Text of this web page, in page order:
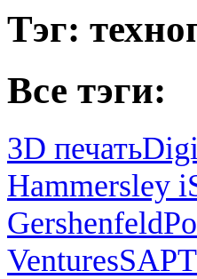
Тэг:
Все тэги:
3D печать
Hammersley
Gershenfeld
VenturesSAP